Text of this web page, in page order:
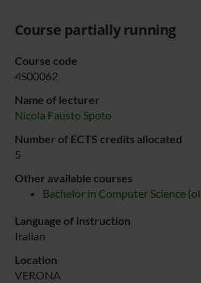
Course partially running
Course code
4S00062
Name of lecturer
Nicola Fausto Spoto
Number of ECTS credits allocated
5
Other available courses
Bachelor in Computer Science
Language of instruction
Italian
Location
VERONA